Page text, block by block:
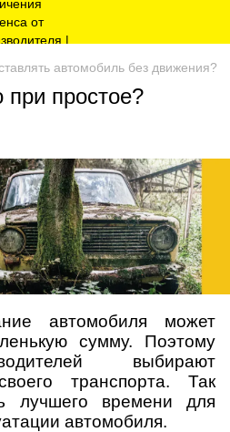
автомобиль без движения?
при простое?
автомобиля может
сумму. Поэтому
выбирают
транспорта. Так
лучшего времени для
автомобиля.